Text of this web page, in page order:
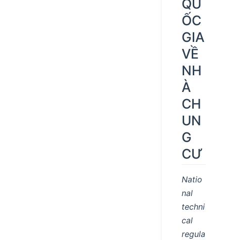
QU
ỐC
GIA
VỀ
NH
À
CH
UN
G
CƯ
Natio
nal
techni
cal
regula